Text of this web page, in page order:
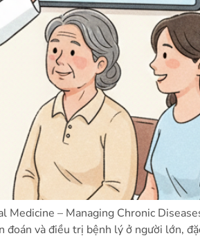
– Managing Chronic
đoán và điều trị bệnh lý ở người lớn,